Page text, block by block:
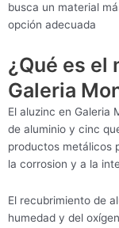
busca un material
opción adecuada
¿Qué es el
Galeria
El aluzinc en Galeria
de aluminio y cinc
productos metálicos
la corrosion y a la
El recubrimiento de
humedad y del